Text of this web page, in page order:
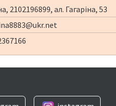
2102196899, ал. Гагаріна, 53